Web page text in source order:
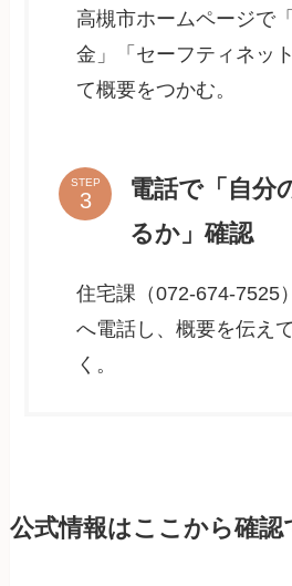
高槻市ホームページで
金」「セーフティネッ
て概要をつかむ。
STEP
電話で「自分
るか」確認
住宅課（072-674-7525
へ電話し、概要を伝え
く。
公式情報はここから確認